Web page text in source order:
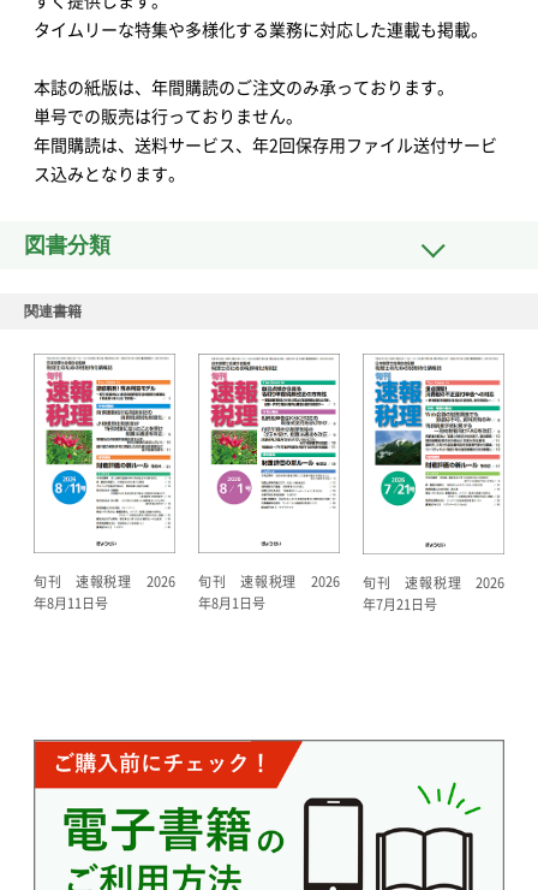
タイムリーな特集や多様化する業務に対応した連載も掲載。
本誌の紙版は、年間購読のご注文のみ承っております。
単号での販売は行っておりません。
年間購読は、送料サービス、年2回保存用ファイル送付サービ
ス込みとなります。
図書分類
関連書籍
旬刊 速報税理 2026
年8月11日号
旬刊 速報税理 2026
年8月1日号
旬刊 速報税理 2026
年7月21日号